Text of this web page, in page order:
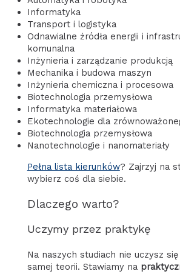
Informatyka
Transport i logistyka
Odnawialne źródła energii i
komunalna
Inżynieria i zarządzanie produkcją
Mechanika i budowa maszyn
Inżynieria chemiczna i procesowa
Biotechnologia przemysłowa
Informatyka materiałowa
Ekotechnologie dla
Biotechnologia przemysłowa
Nanotechnologie i nanomateriały
Pełna lista kierunków? Zajrzyj na
wybierz coś dla siebie.
Dlaczego warto?
Uczymy przez praktykę
Na naszych studiach nie uczysz
samej teorii. Stawiamy na